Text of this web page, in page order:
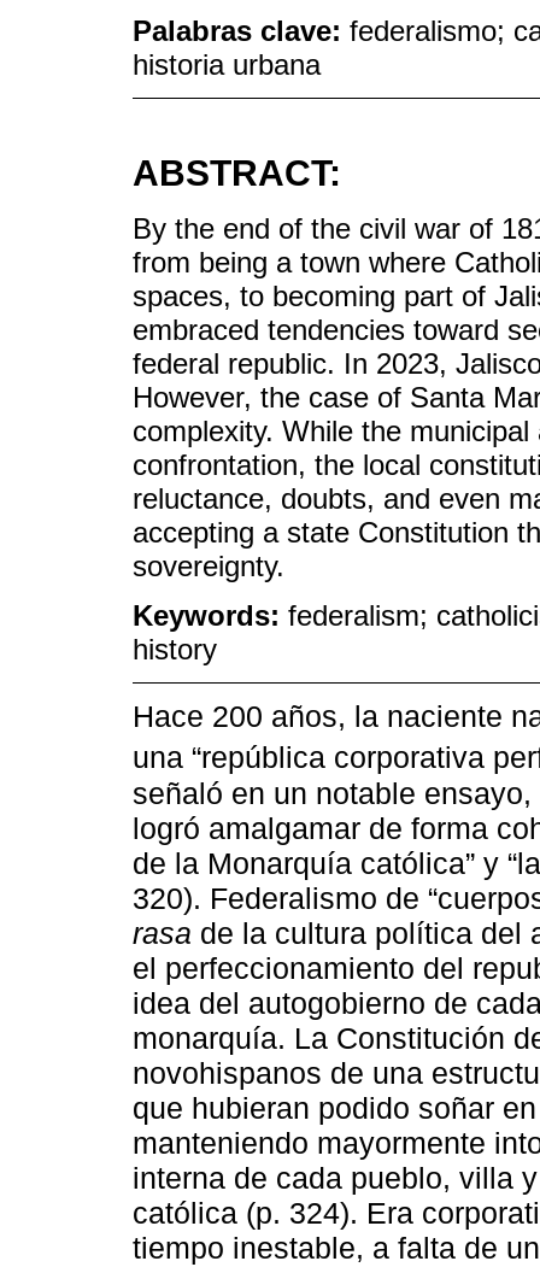
Palabras clave: federalismo;
historia urbana
ABSTRACT:
By the end of the civil war of
from being a town where
spaces, to becoming part of
embraced tendencies toward
federal republic. In 2023,
However, the case of Santa
complexity. While the
confrontation, the local
reluctance, doubts, and even
accepting a state Constitution
sovereignty.
Keywords: federalism;
history
Hace 200 años, la naciente
una “república corporativa
señaló en un notable
logró amalgamar de forma
de la Monarquía católica” y
320). Federalismo de
rasa de la cultura política del
el perfeccionamiento del
idea del autogobierno de
monarquía. La Constitución
novohispanos de una
que hubieran podido soñar
manteniendo mayormente
interna de cada pueblo, villa
católica (p. 324). Era
tiempo inestable, a falta de